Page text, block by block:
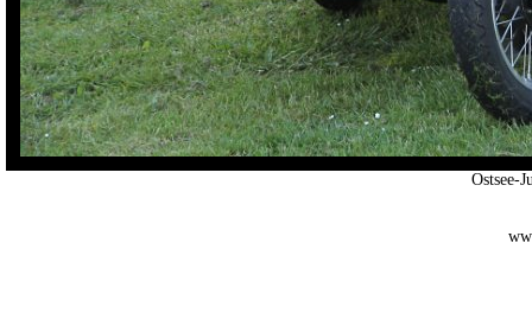
Ostsee-